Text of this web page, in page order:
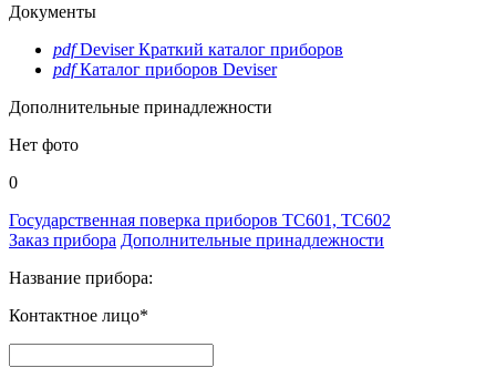
Документы
pdf Deviser Краткий каталог приборов
pdf Каталог приборов Deviser
Дополнительные принадлежности
Нет фото
0
Государственная поверка приборов TC601, TC602
Заказ прибора Дополнительные принадлежности
Название прибора:
Контактное лицо*